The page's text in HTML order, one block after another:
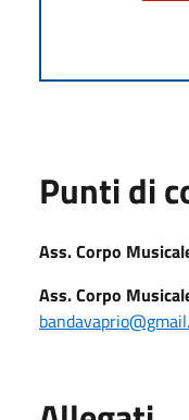
Punti di
Ass. Corpo
Ass. Corpo